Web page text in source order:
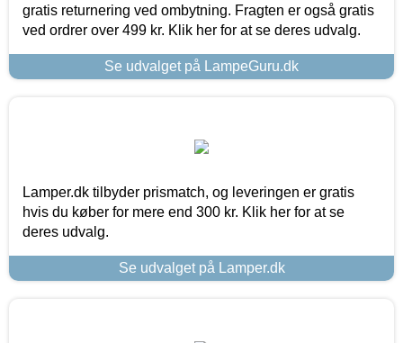
gratis returnering ved ombytning. Fragten er også gratis
ved ordrer over 499 kr. Klik her for at se deres udvalg.
Se udvalget på LampeGuru.dk
Lamper.dk tilbyder prismatch, og leveringen er gratis
hvis du køber for mere end 300 kr. Klik her for at se
deres udvalg.
Se udvalget på Lamper.dk